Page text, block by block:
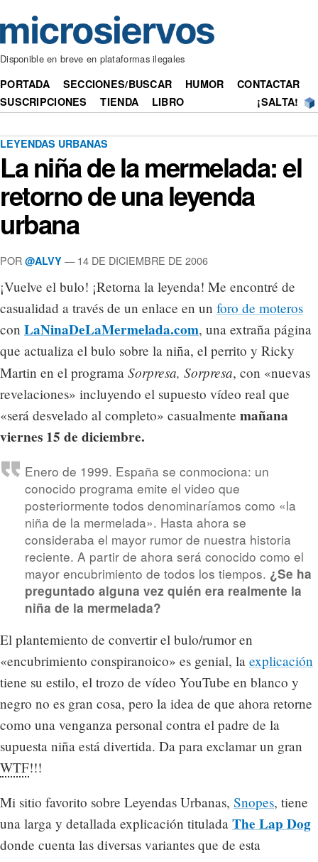
Disponible en breve en plataformas ilegales
PORTADA SECCIONES/BUSCAR HUMOR
CONTACTAR
SUSCRIPCIONES
TIENDA LIBRO ¡SALTA!
LEYENDAS URBANAS
La niña de la mermelada: el
retorno de una leyenda
urbana
POR @ALVY — 14 DE DICIEMBRE DE 2006
¡Vuelve el bulo! ¡Retorna la leyenda! Me encontré de
casualidad a través de un enlace en un foro de moteros
con LaNinaDeLaMermelada.com, una extraña página
que actualiza el bulo sobre la niña, el perrito y Ricky
Martin en el programa Sorpresa, Sorpresa, con «nuevas
revelaciones» incluyendo el supuesto vídeo real que
«será desvelado al completo» casualmente mañana
viernes 15 de diciembre.
Enero de 1999. España se conmociona: un
conocido programa emite el video que
posteriormente todos denominaríamos como «la
niña de la mermelada». Hasta ahora se
consideraba el mayor rumor de nuestra historia
reciente. A partir de ahora será conocido como el
mayor encubrimiento de todos los tiempos. ¿Se ha
preguntado alguna vez quién era realmente la
niña de la mermelada?
El plantemiento de convertir el bulo/rumor en
«encubrimiento conspiranoico» es genial, la explicación
tiene su estilo, el trozo de vídeo YouTube en blanco y
negro no es gran cosa, pero la idea de que ahora retorne
como una venganza personal contra el padre de la
supuesta niña está divertida. Da para exclamar un gran
WTF!!!
Mi sitio favorito sobre Leyendas Urbanas, Snopes, tiene
una larga y detallada explicación titulada The Lap Dog
donde cuenta las diversas variantes que de esta